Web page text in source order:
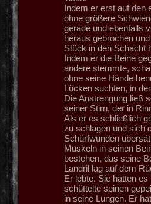
Indem er erst auf den
ohne größere
gerade und ebenfalls
heraus gebrochen
Stück in den Schacht
Indem er die Beine
andere stemmte,
ohne seine Hände
Lücken suchten, in
Die Anstrengung ließ
seiner Stirn, der in
Als er es schließlich
zu schlagen und sich
Schürfwunden
Muskeln in seinen
bestehen, das seine
Landril lag auf dem
Er lebte. Sie hatten
schüttelte seinen
in seine Lungen. Er